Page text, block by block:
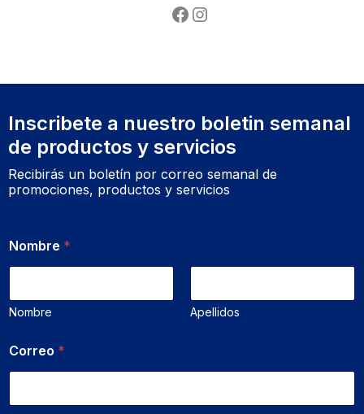
Facebook
Instagram
Inscribete a nuestro boletin semanal
de productos y servicios
Recibirás un boletín por correo semanal de
promociones, productos y servicios
*
N
m
b
Nombre *
Nombre Apellidos
Correo *